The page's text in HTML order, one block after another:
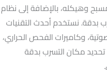
وهيكله، بالإضافة إلى نظام
بدقة. نستخدم أحدث التقنيات
وكاميرات الفحص الحراري،
مكان التسرب بدقة